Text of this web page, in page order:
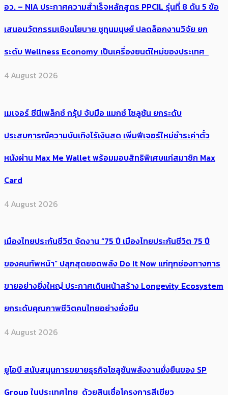
อว. – NIA ประกาศความสำเร็จหลักสูตร PPCIL รุ่นที่ 8 ดัน 5 ข้อ
เสนอนวัตกรรมเชิงนโยบาย ชูทุนมนุษย์ ปลดล็อกงานวิจัย ยก
ระดับ Wellness Economy เป็นเครื่องยนต์ใหม่ของประเทศ
4 August 2026
เมเจอร์ ซีนีเพล็กซ์ กรุ้ป จับมือ แมกซ์ โซลูชัน ยกระดับ
ประสบการณ์ความบันเทิงไร้เงินสด เพิ่มฟีเจอร์ใหม่ชำระค่าตั๋ว
หนังผ่าน Max Me Wallet พร้อมมอบสิทธิพิเศษแก่สมาชิก Max
Card
4 August 2026
เมืองไทยประกันชีวิต จัดงาน “75 ปี เมืองไทยประกันชีวิต 75 ปี
ของคนทัพหน้า” ปลุกสุดยอดพลัง Do It Now แก่ทุกช่องทางการ
ขายอย่างยิ่งใหญ่ ประกาศเดินหน้าสร้าง Longevity Ecosystem
ยกระดับคุณภาพชีวิตคนไทยอย่างยั่งยืน
4 August 2026
ยูโอบี สนับสนุนการขยายธุรกิจโซลูชันพลังงานยั่งยืนของ SP
Group ในประเทศไทย ด้วยสินเชื่อโครงการสีเขียว